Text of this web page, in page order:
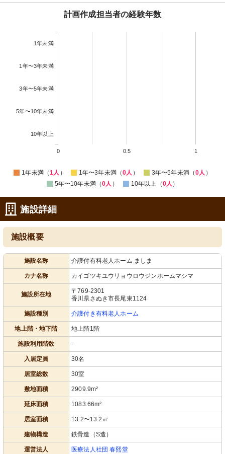
計画作成担当者の経験年数
1年未満
1年〜3年未満
3年〜5年未満
5年〜10年未満
10年以上
0 0.5 1
1年未満（1人 ） 1年〜3年未満（0人 ） 3年〜5年未満（0人 ）
5年〜10年未満（0人 ） 10年以上（0人 ）
施設詳細
施設概要
施設名称 介護付有料老人ホーム ましま
カナ名称 カイゴツキユウリョウロウジンホームマシマ
施設所在地
〒769-2301
香川県さぬき市長尾東1124
施設種別 介護付き有料老人ホーム
地上階・地下階 地上階1階
施設利用階数 -
入居定員 30名
居室総数 30室
敷地面積 2909.9m²
延床面積 1083.66m²
居室面積 13.2〜13.2㎡
建物構造 鉄骨造（S造）
運営法人 医療法人社団 春熙堂